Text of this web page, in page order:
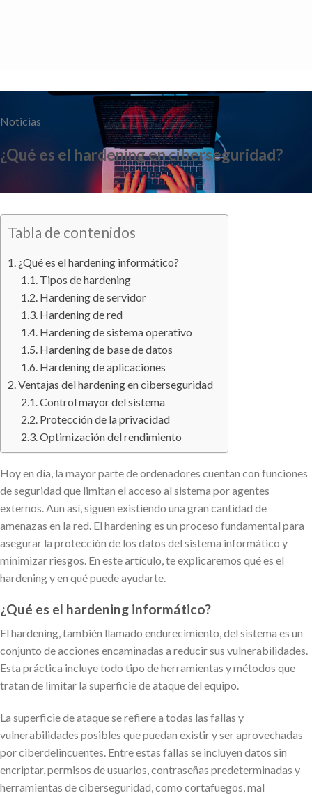
Noticias
¿Qué es el hardening en ciberseguridad?
Tabla de contenidos
¿Qué es el hardening informático?
Tipos de hardening
Hardening de servidor
Hardening de red
Hardening de sistema operativo
Hardening de base de datos
Hardening de aplicaciones
Ventajas del hardening en ciberseguridad
Control mayor del sistema
Protección de la privacidad
Optimización del rendimiento
Hoy en día, la mayor parte de ordenadores cuentan con funciones
de seguridad que limitan el acceso al sistema por agentes
externos. Aun así, siguen existiendo una gran cantidad de
amenazas en la red. El hardening es un proceso fundamental para
asegurar la protección de los datos del sistema informático y
minimizar riesgos. En este artículo, te explicaremos qué es el
hardening y en qué puede ayudarte.
¿Qué es el hardening informático?
El hardening, también llamado endurecimiento, del sistema es un
conjunto de acciones encaminadas a reducir sus vulnerabilidades.
Esta práctica incluye todo tipo de herramientas y métodos que
tratan de limitar la superficie de ataque del equipo.
La superficie de ataque se refiere a todas las fallas y
vulnerabilidades posibles que puedan existir y ser aprovechadas
por ciberdelincuentes. Entre estas fallas se incluyen datos sin
encriptar, permisos de usuarios, contraseñas predeterminadas y
herramientas de ciberseguridad, como cortafuegos, mal